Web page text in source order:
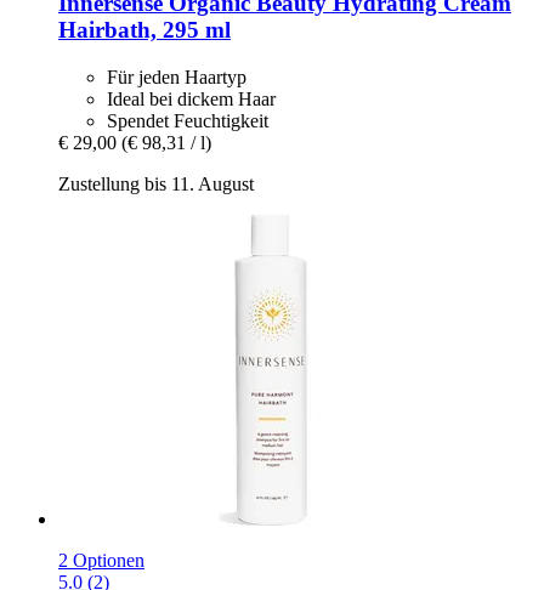
Hairbath, 295 ml
Für jeden Haartyp
Ideal bei dickem Haar
Spendet Feuchtigkeit
€ 29,00 (€ 98,31 / l)
Zustellung bis 11. August
2 Optionen
5.0 (2)